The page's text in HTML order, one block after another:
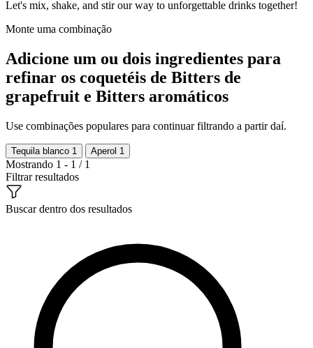
Let's mix, shake, and stir our way to unforgettable drinks together!
Monte uma combinação
Adicione um ou dois ingredientes para
refinar os coquetéis de Bitters de
grapefruit e Bitters aromáticos
Use combinações populares para continuar filtrando a partir daí.
Tequila blanco 1 Aperol 1
Mostrando 1 - 1 / 1
Filtrar resultados
Buscar dentro dos resultados